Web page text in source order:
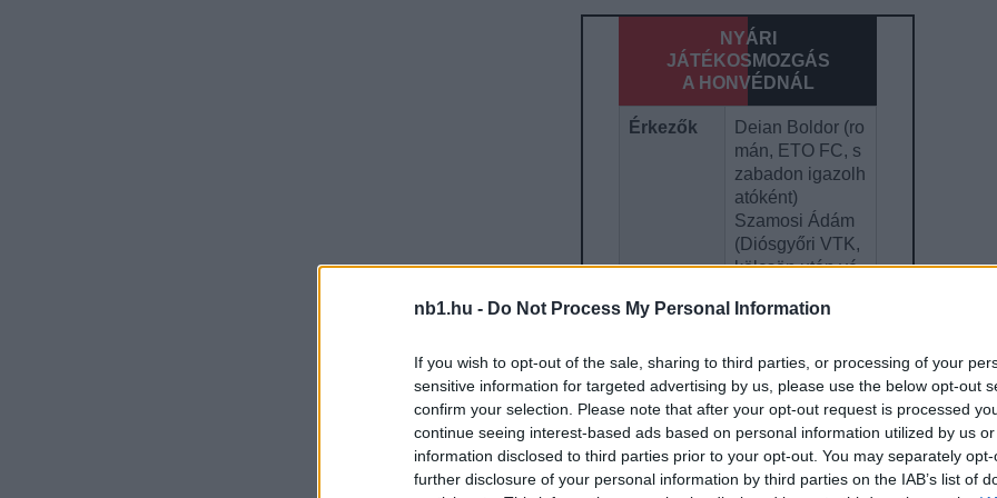
nb1.hu - Do Not Process My Personal Information
If you wish to opt-out of the sale, sharing to third parties, or processing of your
sensitive information for targeted advertising by us, please use the below opt-out
confirm your selection. Please note that after your opt-out request is processed
continue seeing interest-based ads based on personal information utilized by us
information disclosed to third parties prior to your opt-out. You may separately
further disclosure of your personal information by third parties on the IAB’s list of
NYÁRI
JÁTÉKOSMOZGÁS
A HONVÉDNÁL
Érkezők
Deian Boldor (ro
mán, ETO FC, s
zabadon igazolh
atóként)
Szamosi Ádám
(Diósgyőri VTK,
kölcsön után vé
e érkezők
Somogyi Ádám
(Videoton FC Fe
hérvár)
Az utánpó
–